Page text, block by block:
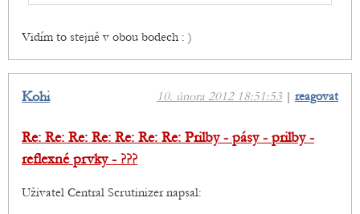
Vidím to stejně v obou bodech : )
10. února 2012 18:51:53 | reagovat
Kohi
Re: Re: Re: Re: Re: Re: Re: Prilby - pásy - prilby -
reflexné prvky - ???
Uživatel Central Scrutinizer napsal: